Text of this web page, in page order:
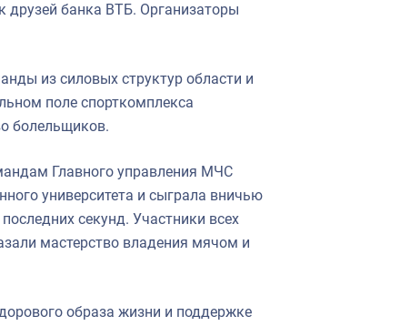
друзей банка ВТБ. Организаторы
из силовых структур области и
поле спорткомплекса
болельщиков.
Главного управления МЧС
университета и сыграла вничью
секунд. Участники всех
мастерство владения мячом и
образа жизни и поддержке